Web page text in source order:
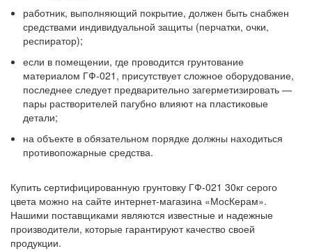
работник, выполняющий покрытие, должен быть снабжен
средствами индивидуальной защиты (перчатки, очки,
респиратор);
если в помещении, где проводится грунтование
материалом ГФ-021, присутствует сложное оборудование,
последнее следует предварительно загерметизировать —
пары растворителей пагубно влияют на пластиковые
детали;
на объекте в обязательном порядке должны находиться
противопожарные средства.
Купить сертифицированную грунтовку ГФ-021 30кг серого
цвета можно на сайте интернет-магазина «МосКерам».
Нашими поставщиками являются известные и надежные
производители, которые гарантируют качество своей
продукции.